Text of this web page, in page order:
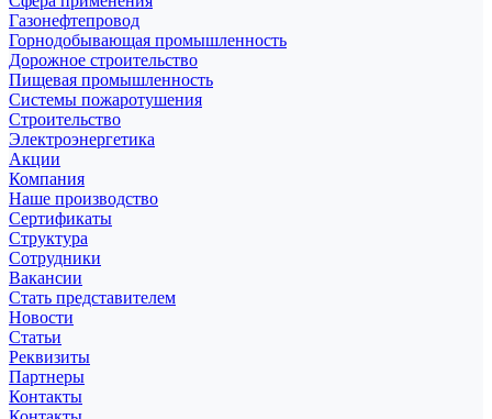
Газонефтепровод
Горнодобывающая промышленность
Дорожное строительство
Пищевая промышленность
Системы пожаротушения
Строительство
Электроэнергетика
Акции
Компания
Наше производство
Сертификаты
Структура
Сотрудники
Вакансии
Стать представителем
Новости
Статьи
Реквизиты
Партнеры
Контакты